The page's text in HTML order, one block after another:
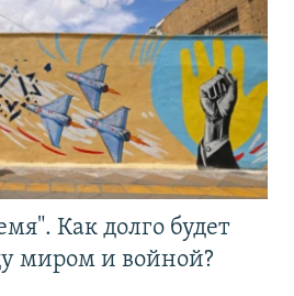
Как долго будет
миром и войной?